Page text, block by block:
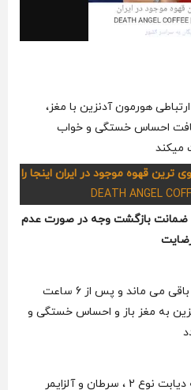
هورمون آدنزین با مغز،
احساس خستگی و خواب
میکند
ترین قهوه موجود در ایران اینجا را
_ ضمانت بازگشت وجه در صورت عدم
کافیین حدودا 6 ساعت در بدن باقی می ماند و پس از 6 ساعت
به مغز باز و احساس خستگی و
مصرف روزانه کافیین از ابتلا به دیابت نوع 2 ، سرطان و آلزایمر